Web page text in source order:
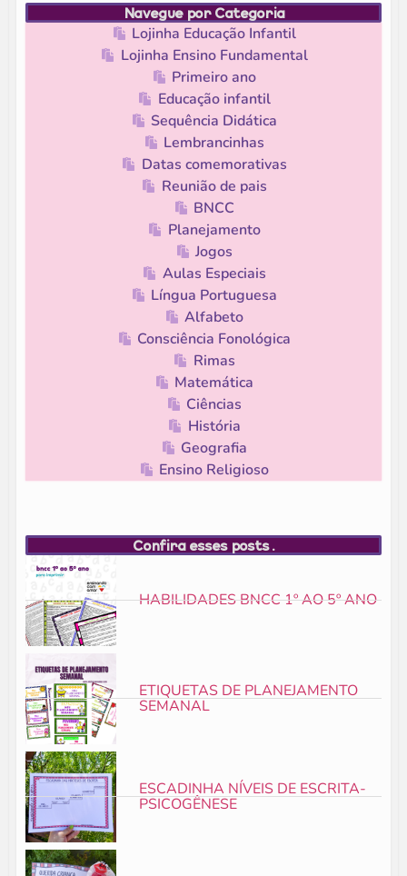
Navegue por Categoria
Lojinha Educação Infantil
Lojinha Ensino Fundamental
Primeiro ano
Educação infantil
Sequência Didática
Lembrancinhas
Datas comemorativas
Reunião de pais
BNCC
Planejamento
Jogos
Aulas Especiais
Língua Portuguesa
Alfabeto
Consciência Fonológica
Rimas
Matemática
Ciências
História
Geografia
Ensino Religioso
Confira esses posts.
HABILIDADES BNCC 1º AO 5º ANO
ETIQUETAS DE PLANEJAMENTO
SEMANAL
ESCADINHA NÍVEIS DE ESCRITA-
PSICOGÊNESE